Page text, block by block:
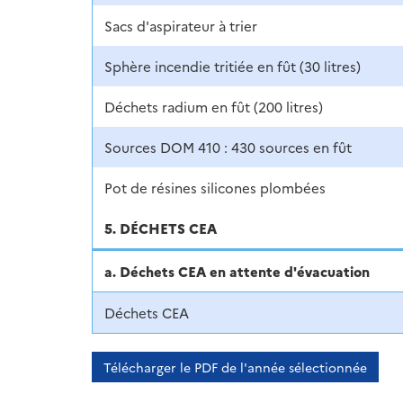
Sacs d'aspirateur à trier
Sphère incendie tritiée en fût (30 litres)
Déchets radium en fût (200 litres)
Sources DOM 410 : 430 sources en fût
Pot de résines silicones plombées
5. DÉCHETS CEA
a. Déchets CEA en attente d'évacuation
Déchets CEA
Télécharger le PDF de l'année sélectionnée